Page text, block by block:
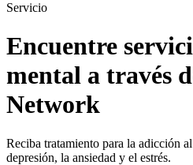
Servicio
Encuentre
mental a través
Network
Reciba tratamiento para la adicción
depresión, la ansiedad y el estrés.